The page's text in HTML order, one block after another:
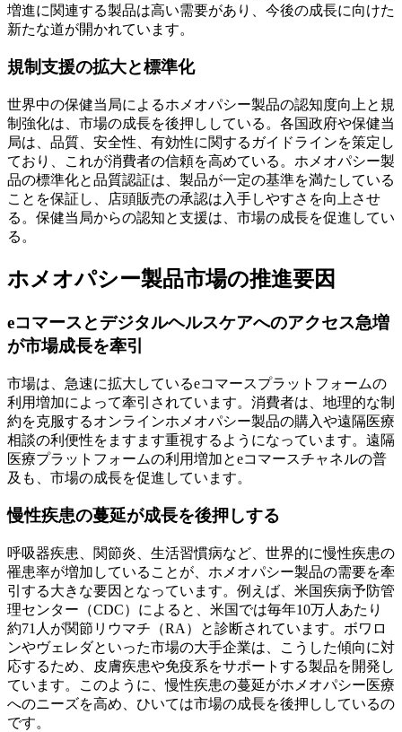
増進に関連する製品は高い需要があり、今後の成長に向けた
新たな道が開かれています。
規制支援の拡大と標準化
世界中の保健当局によるホメオパシー製品の認知度向上と規
制強化は、市場の成長を後押ししている。各国政府や保健当
局は、品質、安全性、有効性に関するガイドラインを策定し
ており、これが消費者の信頼を高めている。ホメオパシー製
品の標準化と品質認証は、製品が一定の基準を満たしている
ことを保証し、店頭販売の承認は入手しやすさを向上させ
る。保健当局からの認知と支援は、市場の成長を促進してい
る。
ホメオパシー製品市場の推進要因
eコマースとデジタルヘルスケアへのアクセス急増
が市場成長を牽引
市場は、急速に拡大しているeコマースプラットフォームの
利用増加によって牽引されています。消費者は、地理的な制
約を克服するオンラインホメオパシー製品の購入や遠隔医療
相談の利便性をますます重視するようになっています。遠隔
医療プラットフォームの利用増加とeコマースチャネルの普
及も、市場の成長を促進しています。
慢性疾患の蔓延が成長を後押しする
呼吸器疾患、関節炎、生活習慣病など、世界的に慢性疾患の
罹患率が増加していることが、ホメオパシー製品の需要を牽
引する大きな要因となっています。例えば、米国疾病予防管
理センター（CDC）によると、米国では毎年10万人あたり
約71人が関節リウマチ（RA）と診断されています。ボワロ
ンやヴェレダといった市場の大手企業は、こうした傾向に対
応するため、皮膚疾患や免疫系をサポートする製品を開発し
ています。このように、慢性疾患の蔓延がホメオパシー医療
へのニーズを高め、ひいては市場の成長を後押ししているの
です。